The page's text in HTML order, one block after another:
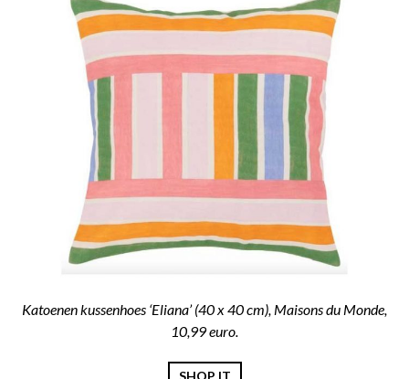
Katoenen kussenhoes ‘Eliana’ (40 x 40 cm), Maisons du Monde,
10,99 euro.
SHOP IT